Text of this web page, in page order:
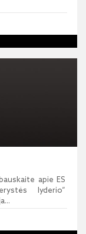
apie ES
lyderio“